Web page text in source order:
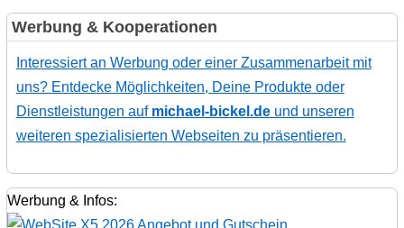
Werbung & Kooperationen
Interessiert an Werbung oder einer Zusammenarbeit mit
uns? Entdecke Möglichkeiten, Deine Produkte oder
Dienstleistungen auf michael-bickel.deund unseren
weiteren spezialisierten Webseiten zu präsentieren.
Werbung & Infos: